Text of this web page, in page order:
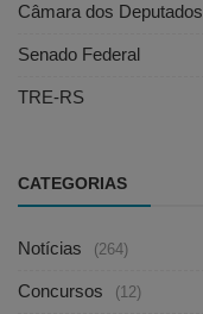
Câmara dos Deputados
Senado Federal
TRE-RS
CATEGORIAS
Notícias (264)
Concursos (12)